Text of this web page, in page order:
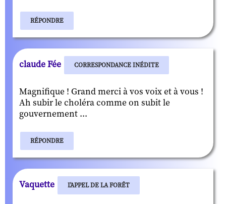
RÉPONDRE
claude Fée CORRESPONDANCE INÉDITE
Magnifique ! Grand merci à vos voix et à vous !
Ah subir le choléra comme on subit le
gouvernement ...
RÉPONDRE
Vaquette L'APPEL DE LA FORÊT